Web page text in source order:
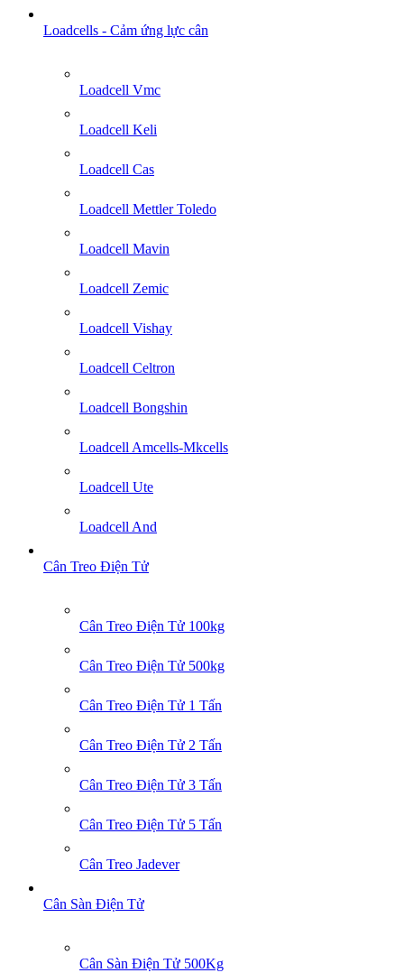
Loadcells - Cảm ứng lực cân
Loadcell Vmc
Loadcell Keli
Loadcell Cas
Loadcell Mettler Toledo
Loadcell Mavin
Loadcell Zemic
Loadcell Vishay
Loadcell Celtron
Loadcell Bongshin
Loadcell Amcells-Mkcells
Loadcell Ute
Loadcell And
Cân Treo Điện Tử
Cân Treo Điện Tử 100kg
Cân Treo Điện Tử 500kg
Cân Treo Điện Tử 1 Tấn
Cân Treo Điện Tử 2 Tấn
Cân Treo Điện Tử 3 Tấn
Cân Treo Điện Tử 5 Tấn
Cân Treo Jadever
Cân Sàn Điện Tử
Cân Sàn Điện Tử 500Kg